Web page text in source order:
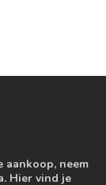
aankoop, neem
Hier vind je